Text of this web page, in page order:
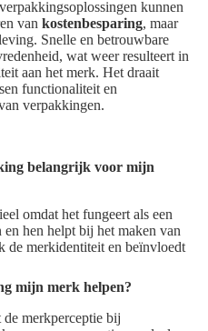
kunnen
van kostenbesparing, maar
Snelle en betrouwbare
wat weer resulteert in
aan het merk. Het draait
functionaliteit en
verpakkingen.
belangrijk voor mijn
omdat het fungeert als een
hen helpt bij het maken van
de merkidentiteit en beïnvloedt
mijn merk helpen?
merkperceptie bij